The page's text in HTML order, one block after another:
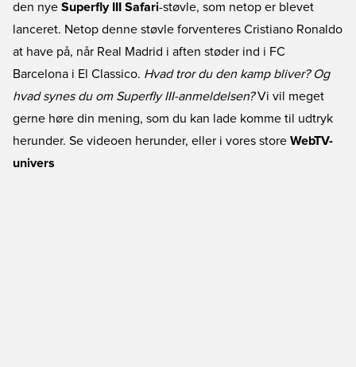
den nye Superfly III Safari-støvle, som netop er blevet
lanceret. Netop denne støvle forventeres Cristiano Ronaldo
at have på, når Real Madrid i aften støder ind i FC
Barcelona i El Classico. Hvad tror du den kamp bliver? Og
hvad synes du om Superfly III-anmeldelsen?Vi vil meget
gerne høre din mening, som du kan lade komme til udtryk
herunder. Se videoen herunder, eller i vores store WebTV-
univers